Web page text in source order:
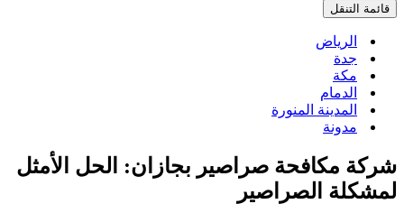
قائمة التنقل
الرياض
جدة
مكة
الدمام
المدينة المنورة
مدونة
شركة مكافحة صراصير بجازان: الحل الأمثل
لمشكلة الصراصير